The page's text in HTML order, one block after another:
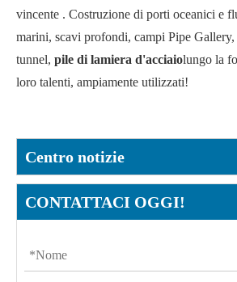
vincente . Costruzione di porti oceanici e
marini, scavi profondi, campi Pipe
tunnel, pile di lamiera d'acciaiolungo la
loro talenti, ampiamente utilizzati!
Centro notizie
CONTATTACI OGGI!